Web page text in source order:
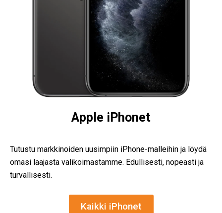
Apple iPhonet
Tutustu markkinoiden uusimpiin iPhone-malleihin ja löydä
omasi laajasta valikoimastamme. Edullisesti, nopeasti ja
turvallisesti.
Kaikki iPhonet